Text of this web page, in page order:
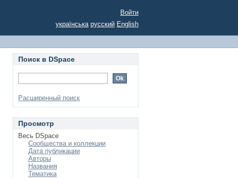
Войти
українська русский English
Поиск в DSpace
Расширенный поиск
Просмотр
Весь DSpace
Сообщества и коллекции
Дата публикации
Авторы
Названия
Тематика